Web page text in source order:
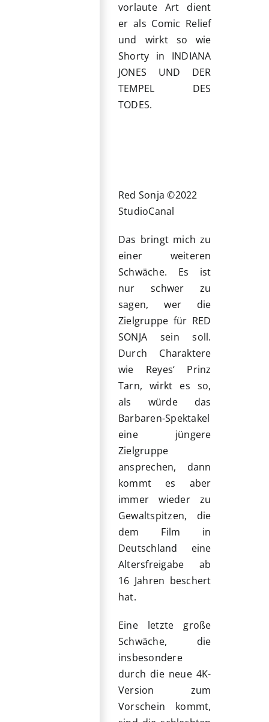
vorlaute Art dient
er als Comic Relief
und wirkt so wie
Shorty in INDIANA
JONES UND DER
TEMPEL DES
TODES.
Red Sonja ©2022
StudioCanal
Das bringt mich zu
einer weiteren
Schwäche. Es ist
nur schwer zu
sagen, wer die
Zielgruppe für RED
SONJA sein soll.
Durch Charaktere
wie Reyes‘ Prinz
Tarn, wirkt es so,
als würde das
Barbaren-Spektakel
eine jüngere
Zielgruppe
ansprechen, dann
kommt es aber
immer wieder zu
Gewaltspitzen, die
dem Film in
Deutschland eine
Altersfreigabe ab
16 Jahren beschert
hat.
Eine letzte große
Schwäche, die
insbesondere
durch die neue 4K-
Version zum
Vorschein kommt,